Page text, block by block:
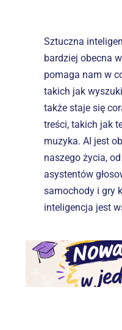
Sztuczna
bardziej obecna
pomaga nam w
takich jak
także staje się
treści, takich jak
muzyka. AI jest
naszego życia,
asystentów
samochody i gry
inteligencja jest